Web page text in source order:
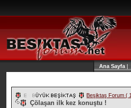
Ana Sayfa |
Beşiktaş Forum (
Çölaşan ilk kez konuştu !